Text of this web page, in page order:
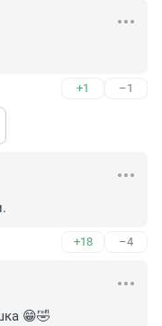
+1 –1
+18 –4
😁🤣